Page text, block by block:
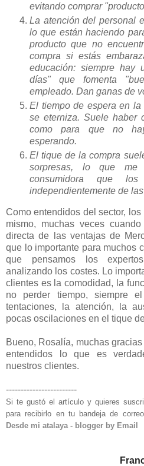
evitando comprar
La atención del personal
lo que están haciendo
producto que no
compra si estás
educación: siempre hay
días" que fomenta
empleado. Dan ganas de
El tiempo de espera en
se eterniza. Suele haber
como para que no
esperando.
El tique de la compra
sorpresas, lo que
consumidora que
independientemente de
Como entendidos del sector,
mismo, muchas veces
directa de las ventajas de
que lo importante para muchos
que pensamos los
analizando los costes. Lo
clientes es la comodidad, la
no perder tiempo, siempre
tentaciones, la atención, la
pocas oscilaciones en el tique
Bueno, Rosalía, muchas
entendidos lo que es
nuestros clientes.
------------------------
Si te gustó el artículo y quieres
para recibirlo en tu bandeja de
Desde mi atalaya - blogger by Email